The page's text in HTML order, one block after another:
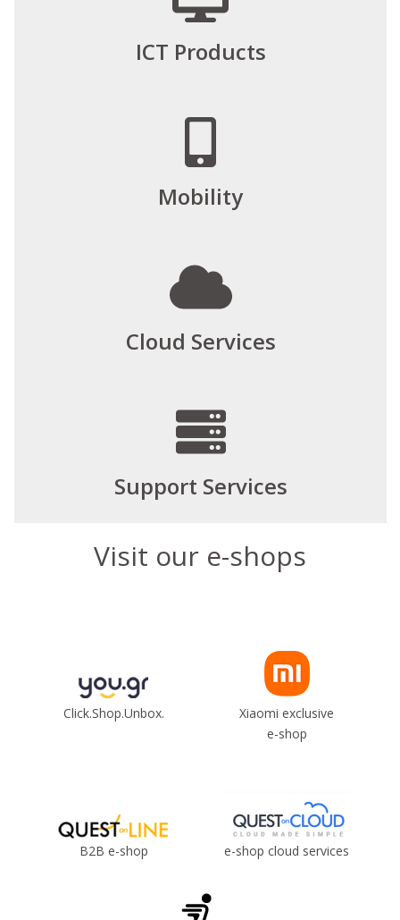
ICT Products
Mobility
Cloud Services
Support Services
Visit our e-shops
Click.Shop.Unbox.
Xiaomi exclusive
e-shop
B2B e-shop e-shop cloud services